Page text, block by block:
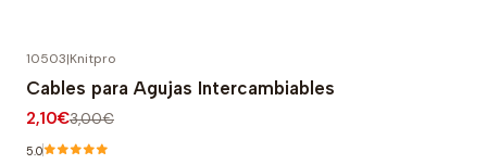
10503|Knitpro
Cables para Agujas Intercambiables
2,10€3,00€
5.0